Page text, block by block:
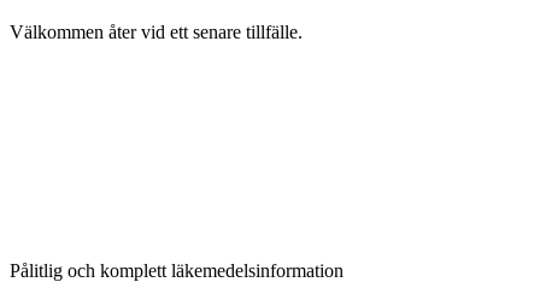
Välkommen åter vid ett senare tillfälle.
Pålitlig och komplett läkemedelsinformation